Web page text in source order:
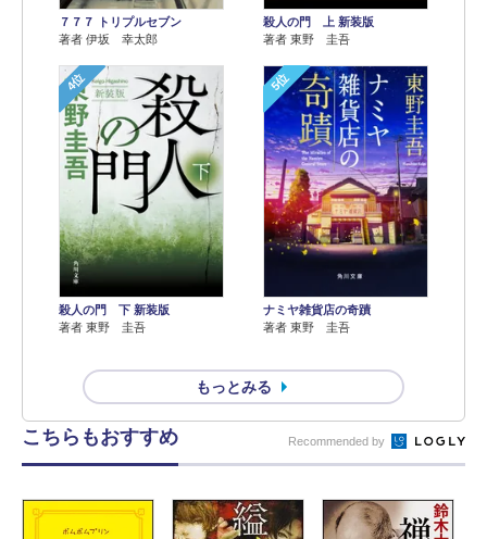
７７７ トリプルセブン
著者 伊坂 幸太郎
殺人の門 上 新装版
著者 東野 圭吾
4位
殺人の門 下 新装版
著者 東野 圭吾
5位
ナミヤ雑貨店の奇蹟
著者 東野 圭吾
もっとみる
こちらもおすすめ Recommended by